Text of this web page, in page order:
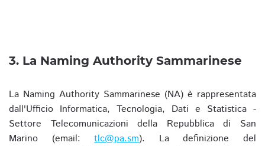
3. La Naming Authority Sammarinese
La Naming Authority Sammarinese (NA) è rappresentata
dall'Ufficio Informatica, Tecnologia, Dati e Statistica -
Settore Telecomunicazioni della Repubblica di San
Marino (email:tlc@pa.sm). La definizione del